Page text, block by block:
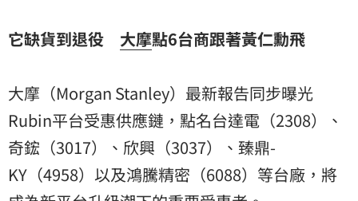
它缺貨到退役 大摩點6台商跟著黃仁勳飛
大摩（Morgan Stanley）最新報告同步曝光
Rubin平台受惠供應鏈，點名台達電（2308）、
奇鋐（3017）、欣興（3037）、臻鼎-
KY（4958）以及鴻騰精密（6088）等台廠，將